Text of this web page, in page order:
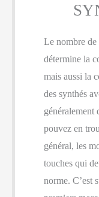
Le nombre de
détermine la
mais aussi la
des synthés
généralement
pouvez en
général, les
touches qui
norme. C’est